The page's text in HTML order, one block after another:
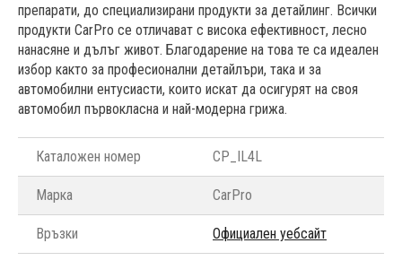
препарати, до специализирани продукти за детайлинг. Всички
продукти CarPro се отличават с висока ефективност, лесно
нанасяне и дълъг живот. Благодарение на това те са идеален
избор както за професионални детайлъри, така и за
автомобилни ентусиасти, които искат да осигурят на своя
автомобил първокласна и най-модерна грижа.
Каталожен номер CP_IL4L
Марка CarPro
Връзки Официален уебсайт